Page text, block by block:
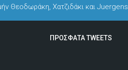
Θεοδωράκη, Χατζιδάκι και Juergens
ΠΡΟΣΦΑΤΑ TWEETS